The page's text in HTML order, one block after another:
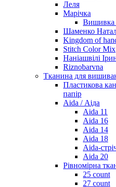
Леля
Марічка
Вишивка
Шаменко
Kingdom of
Stitch Color Mix
Наніашвілі
Riznobarvna
Тканина для
Пластикова
папір
Aida / Аіда
Aida 11
Aida 16
Aida 14
Aida 18
Aida-
Aida 20
Рівномірна
25 count
27 count